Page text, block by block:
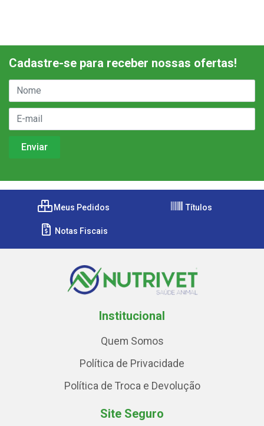
Cadastre-se para receber nossas ofertas!
Meus Pedidos Títulos
Notas Fiscais
Institucional
Quem Somos
Política de Privacidade
Política de Troca e Devolução
Site Seguro